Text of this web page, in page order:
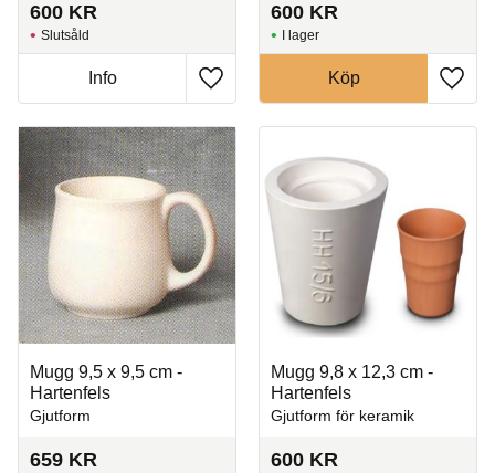
600 KR
Lägg till i favoriter
Slutsåld
Info
600 KR
Lägg
I lager
Köp
Mugg 9,5 x 9,5 cm -
Hartenfels
Gjutform
659 KR
Mugg 9,8 x 12,3 cm -
Hartenfels
Gjutform för keramik
600 KR